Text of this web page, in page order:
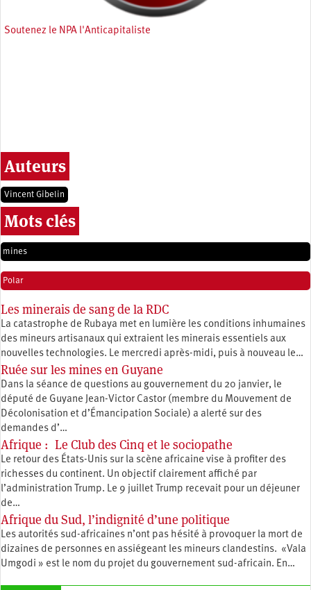
Soutenez le NPA l'Anticapitaliste
Auteurs
Vincent Gibelin
Mots clés
mines
Polar
Les minerais de sang de la RDC
La catastrophe de Rubaya met en lumière les conditions inhumaines
des mineurs artisanaux qui extraient les minerais essentiels aux
nouvelles technologies. Le mercredi après-midi, puis à nouveau le…
Ruée sur les mines en Guyane
Dans la séance de questions au gouvernement du 20 janvier, le
député de Guyane Jean-Victor Castor (membre du Mouvement de
Décolonisation et d’Émancipation Sociale) a alerté sur des
demandes d’…
Afrique : Le Club des Cinq et le sociopathe
Le retour des États-Unis sur la scène africaine vise à profiter des
richesses du continent. Un objectif clairement affiché par
l’administration Trump. Le 9 juillet Trump recevait pour un déjeuner
de…
Afrique du Sud, l’indignité d’une politique
Les autorités sud-africaines n’ont pas hésité à provoquer la mort de
dizaines de personnes en assiégeant les mineurs clandestins. «Vala
Umgodi » est le nom du projet du gouvernement sud-africain. En…